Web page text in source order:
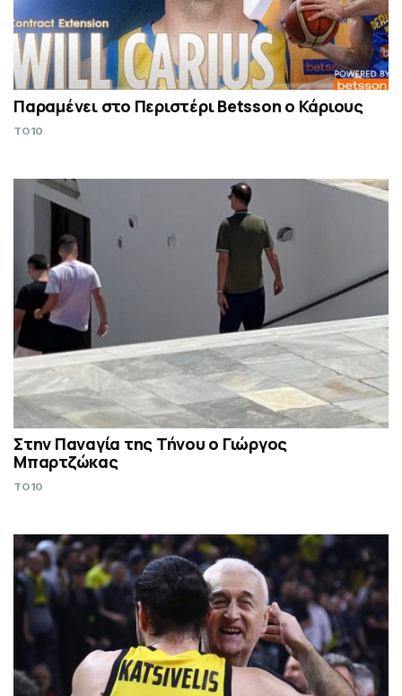
Παραμένει στο Περιστέρι Betsson ο Κάριους
TO10
Στην Παναγία της Τήνου ο Γιώργος
Μπαρτζώκας
TO10